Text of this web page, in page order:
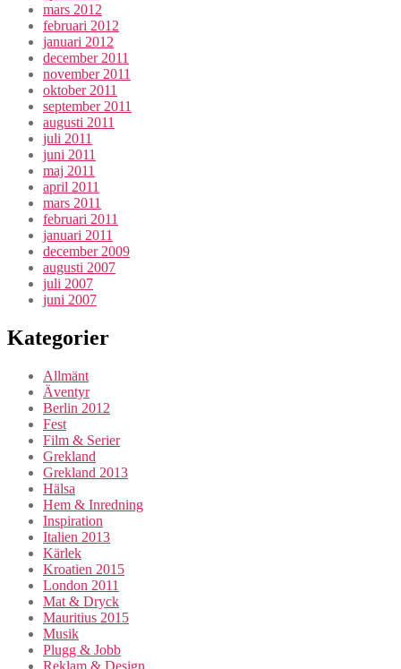
mars 2012
februari 2012
januari 2012
december 2011
november 2011
oktober 2011
september 2011
augusti 2011
juli 2011
juni 2011
maj 2011
april 2011
mars 2011
februari 2011
januari 2011
december 2009
augusti 2007
juli 2007
juni 2007
Kategorier
Allmänt
Äventyr
Berlin 2012
Fest
Film & Serier
Grekland
Grekland 2013
Hälsa
Hem & Inredning
Inspiration
Italien 2013
Kärlek
Kroatien 2015
London 2011
Mat & Dryck
Mauritius 2015
Musik
Plugg & Jobb
Reklam & Design